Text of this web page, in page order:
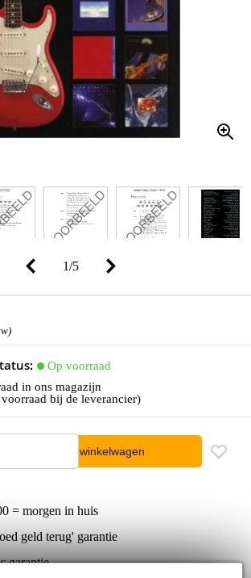
1/5
Op voorraad
in ons magazijn
bij de leverancier)
In winkelwagen
= morgen in huis
geld terug' garantie
garantie